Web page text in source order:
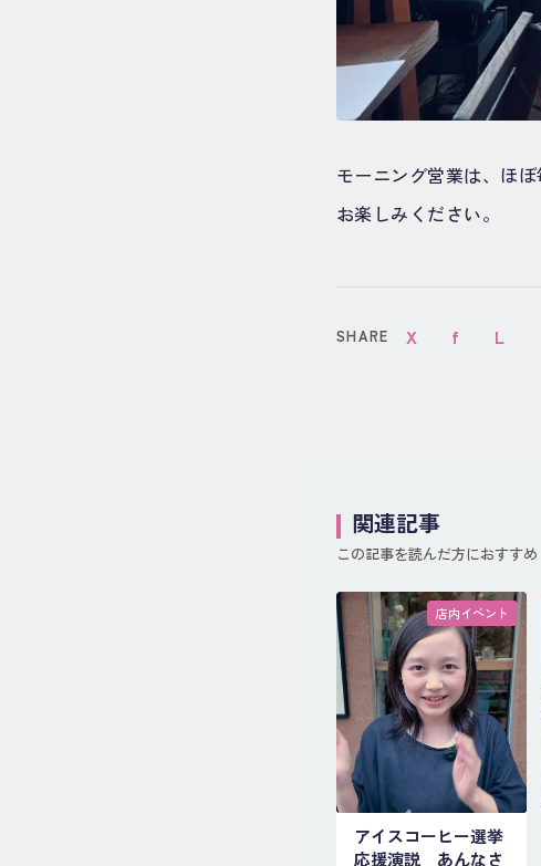
モーニング営業は、ほ
お楽しみください。
SHARE X f L
関連記事
この記事を読んだ方におすすめ
店内イベント
アイスコーヒー選挙
応援演説 あんなさ